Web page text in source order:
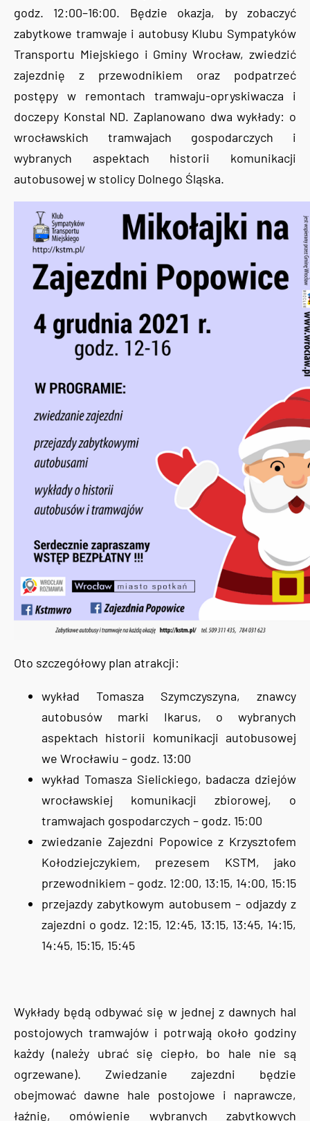
godz. 12:00–16:00. Będzie okazja, by zobaczyć
zabytkowe tramwaje i autobusy Klubu Sympatyków
Transportu Miejskiego i Gminy Wrocław, zwiedzić
zajezdnię z przewodnikiem oraz podpatrzeć
postępy w remontach tramwaju-opryskiwacza i
doczepy Konstal ND. Zaplanowano dwa wykłady: o
wrocławskich tramwajach gospodarczych i
wybranych aspektach historii komunikacji
autobusowej w stolicy Dolnego Śląska.
Oto szczegółowy plan atrakcji:
wykład Tomasza Szymczyszyna, znawcy
autobusów marki Ikarus, o wybranych
aspektach historii komunikacji autobusowej
we Wrocławiu – godz. 13:00
wykład Tomasza Sielickiego, badacza dziejów
wrocławskiej komunikacji zbiorowej, o
tramwajach gospodarczych – godz. 15:00
zwiedzanie Zajezdni Popowice z Krzysztofem
Kołodziejczykiem, prezesem KSTM, jako
przewodnikiem – godz. 12:00, 13:15, 14:00, 15:15
przejazdy zabytkowym autobusem – odjazdy z
zajezdni o godz. 12:15, 12:45, 13:15, 13:45, 14:15,
14:45, 15:15, 15:45
Wykłady będą odbywać się w jednej z dawnych hal
postojowych tramwajów i potrwają około godziny
każdy (należy ubrać się ciepło, bo hale nie są
ogrzewane). Zwiedzanie zajezdni będzie
obejmować dawne hale postojowe i naprawcze,
łaźnię, omówienie wybranych zabytkowych